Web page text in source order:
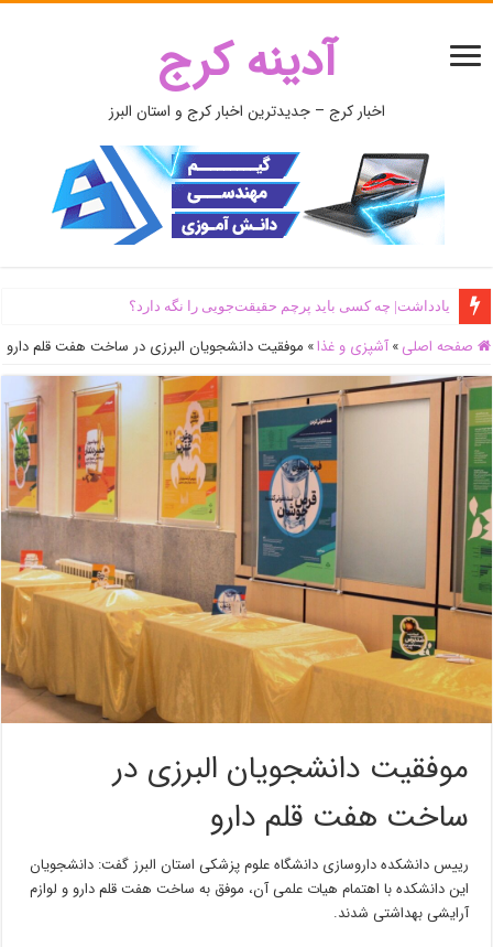
آدینه کرج
اخبار کرج – جدیدترین اخبار کرج و استان البرز
یادداشت| ‌چه کسی باید پرچم حقیقت‌جویی را نگه دارد؟
صفحه اصلی » آشپزی و غذا» موفقیت دانشجویان البرزی در ساخت هفت قلم دارو
موفقیت دانشجویان البرزی در
ساخت هفت قلم دارو
رییس دانشکده داروسازی دانشگاه علوم پزشکی استان البرز گفت: دانشجویان
این دانشکده با اهتمام هیات علمی آن، موفق به ساخت هفت قلم دارو و لوازم
آرایشی بهداشتی شدند.